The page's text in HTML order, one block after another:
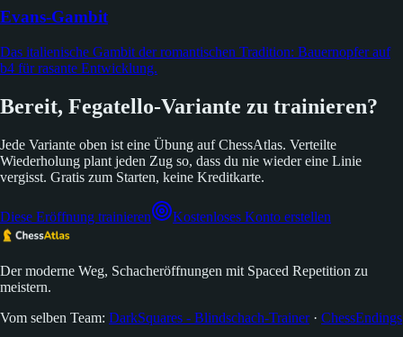
Evans-Gambit
Das italienische Gambit der romantischen Tradition: Bauernopfer auf
b4 für rasante Entwicklung.
Bereit, Fegatello-Variante zu trainieren?
Jede Variante oben ist eine Übung auf ChessAtlas. Verteilte
Wiederholung plant jeden Zug so, dass du nie wieder eine Linie
vergisst. Gratis zum Starten, keine Kreditkarte.
Diese Eröffnung trainieren Kostenloses Konto erstellen
Der moderne Weg, Schacheröffnungen mit Spaced Repetition zu
meistern.
Vom selben Team: DarkSquares - Blindschach-Trainer· ChessEndings